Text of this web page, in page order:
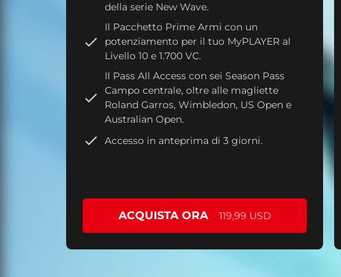
della serie New Wave.
Il Pacchetto Prime Armi con un
potenziamento per il tuo MyPLAYER al
Livello 10 e 1.700 VC.
Il Pass All Access con sei Season Pass
Campo centrale, oltre alle magliette
Roland Garros, Wimbledon, US Open e
Australian Open.
Accesso in anteprima di 3 giorni.
ACQUISTA ORA 119,99 USD